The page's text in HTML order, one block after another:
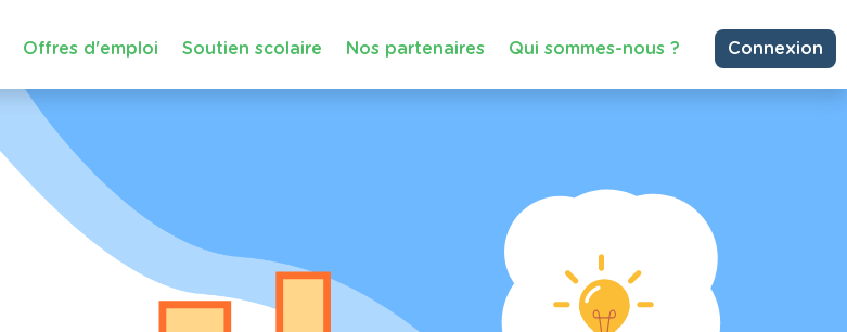
Offres d'emploi Soutien scolaire Nos partenaires Qui sommes-nous ? Connexion